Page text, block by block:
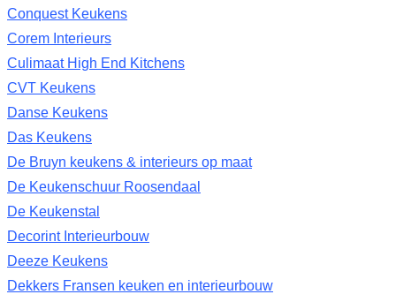
Conquest Keukens
Corem Interieurs
Culimaat High End Kitchens
CVT Keukens
Danse Keukens
Das Keukens
De Bruyn keukens & interieurs op maat
De Keukenschuur Roosendaal
De Keukenstal
Decorint Interieurbouw
Deeze Keukens
Dekkers Fransen keuken en interieurbouw